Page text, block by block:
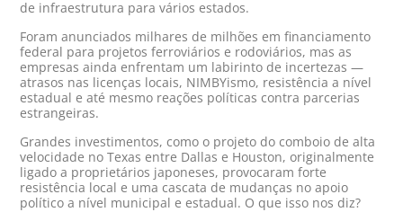
de infraestrutura para vários estados.
Foram anunciados milhares de milhões em financiamento
federal para projetos ferroviários e rodoviários, mas as
empresas ainda enfrentam um labirinto de incertezas —
atrasos nas licenças locais, NIMBYismo, resistência a nível
estadual e até mesmo reações políticas contra parcerias
estrangeiras.
Grandes investimentos, como o projeto do comboio de alta
velocidade no Texas entre Dallas e Houston, originalmente
ligado a proprietários japoneses, provocaram forte
resistência local e uma cascata de mudanças no apoio
político a nível municipal e estadual. O que isso nos diz?